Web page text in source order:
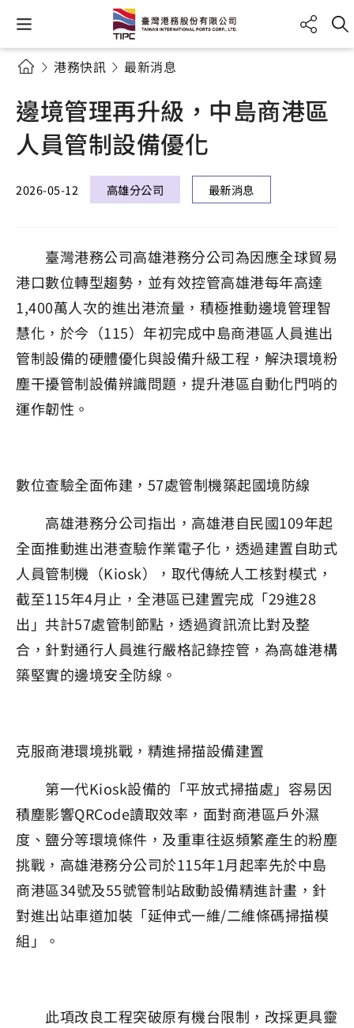
港務快訊 最新消息
邊境管理再升級，中島商港區
人員管制設備優化
2026-05-12 高雄分公司 最新消息
臺灣港務公司高雄港務分公司為因應全球貿易
港口數位轉型趨勢，並有效控管高雄港每年高達
1,400萬人次的進出港流量，積極推動邊境管理智
慧化，於今（115）年初完成中島商港區人員進出
管制設備的硬體優化與設備升級工程，解決環境粉
塵干擾管制設備辨識問題，提升港區自動化門哨的
運作韌性。
數位查驗全面佈建，57處管制機築起國境防線
高雄港務分公司指出，高雄港自民國109年起
全面推動進出港查驗作業電子化，透過建置自助式
人員管制機（Kiosk），取代傳統人工核對模式，
截至115年4月止，全港區已建置完成「29進28
出」共計57處管制節點，透過資訊流比對及整
合，針對通行人員進行嚴格記錄控管，為高雄港構
築堅實的邊境安全防線。
克服商港環境挑戰，精進掃描設備建置
第一代Kiosk設備的「平放式掃描處」容易因
積塵影響QRCode讀取效率，面對商港區戶外濕
度、鹽分等環境條件，及重車往返頻繁產生的粉塵
挑戰，高雄港務分公司於115年1月起率先於中島
商港區34號及55號管制站啟動設備精進計畫，針
對進出站車道加裝「延伸式一維/二維條碼掃描模
組」。
此項改良工程突破原有機台限制，改採更具靈